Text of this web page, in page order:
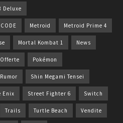
Deluxe
Metroid Metroid Prime 4
Mortal Kombat 1 News
Offerte Pokémon
Rumor Shin Megami Tensei
Enix Street Fighter 6 Switch
Trails Turtle Beach Vendite